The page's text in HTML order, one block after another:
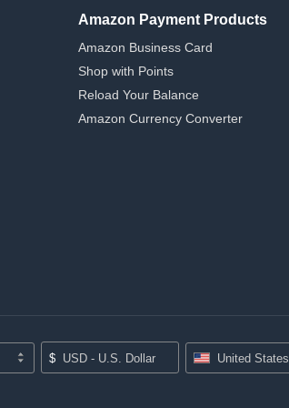
Amazon Payment Products
Amazon Business Card
Shop with Points
Reload Your Balance
Amazon Currency Converter
$ USD - U.S. Dollar United States